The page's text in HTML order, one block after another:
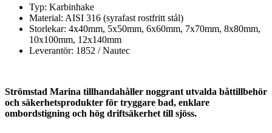
Typ: Karbinhake
Material: AISI 316 (syrafast rostfritt stål)
Storlekar: 4x40mm, 5x50mm, 6x60mm, 7x70mm, 8x80mm,
10x100mm, 12x140mm
Leverantör: 1852 / Nautec
Strömstad Marina tillhandahåller noggrant utvalda båttillbehör
och säkerhetsprodukter för tryggare bad, enklare
ombordstigning och hög driftsäkerhet till sjöss.